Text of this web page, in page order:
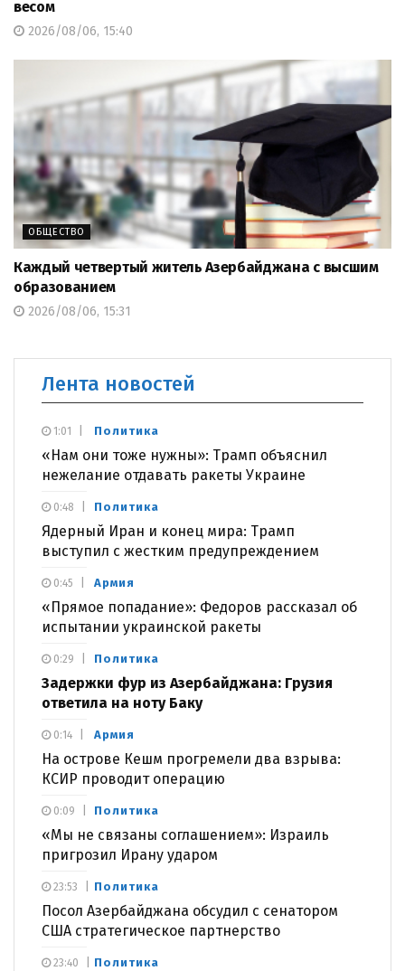
весом
2026/08/06, 15:40
ОБЩЕСТВО
Каждый четвертый житель Азербайджана с высшим
образованием
2026/08/06, 15:31
Лента новостей
Политика
«Нам они тоже нужны»: Трамп объяснил
нежелание отдавать ракеты Украине
1:01
Политика
Ядерный Иран и конец мира: Трамп
выступил с жестким предупреждением
0:48
Армия
«Прямое попадание»: Федоров рассказал об
испытании украинской ракеты
0:45
Политика
Задержки фур из Азербайджана: Грузия
ответила на ноту Баку
0:29
Армия
На острове Кешм прогремели два взрыва:
КСИР проводит операцию
0:14
Политика
«Мы не связаны соглашением»: Израиль
пригрозил Ирану ударом
0:09
Политика
Посол Азербайджана обсудил с сенатором
США стратегическое партнерство
23:53
Политика
23:40